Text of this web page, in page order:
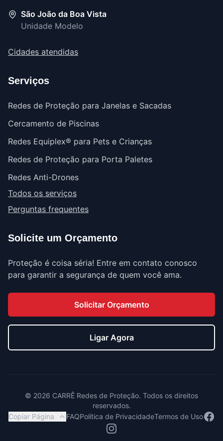
São João da Boa Vista
Unidade Modelo
Cidades atendidas
Serviços
Redes de Proteção para Janelas e Sacadas
Cercamento de Piscinas
Redes Equiplex® para Pets e Crianças
Redes de Proteção para Porta Paletes
Redes Anti-Drones
Todos os serviços
Perguntas frequentes
Solicite um Orçamento
Proteção é coisa séria! Entre em contato conosco
para garantir a segurança de quem você ama.
Solicitar Orçamento
Ligar Agora
© 2026 CARRÊ Redes de Proteção. Todos os direitos
reservados.
Copiar Página
FAQPolítica de PrivacidadeTermos de Uso
Instagram